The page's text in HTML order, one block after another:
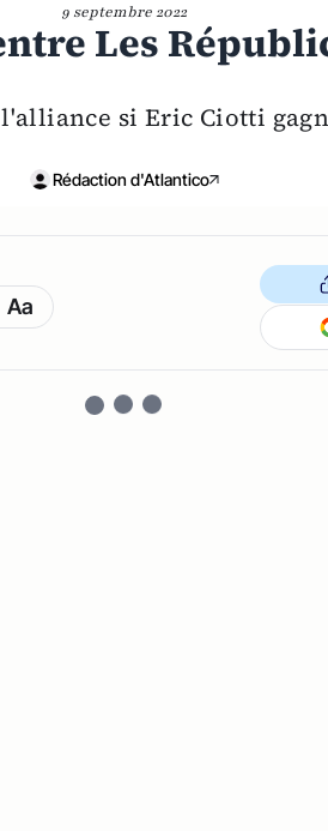
9 septembre 2022
Les
si Eric Ciotti
Rédaction d'Atlantico
Aa